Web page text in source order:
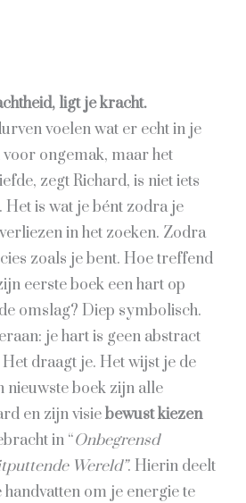
ligt je kracht.
voelen wat er echt in je
ongemak, maar het
zegt Richard, is niet iets
Het is wat je bént zodra je
in het zoeken. Zodra
zoals je bent. Hoe treffend
eerste boek een hart op
omslag? Diep symbolisch.
je hart is geen abstract
draagt je. Het wijst je de
nieuwste boek zijn alle
en zijn visiebewust kiezen
in “Onbegrensd
Wereld”. Hierin deelt
om je energie te